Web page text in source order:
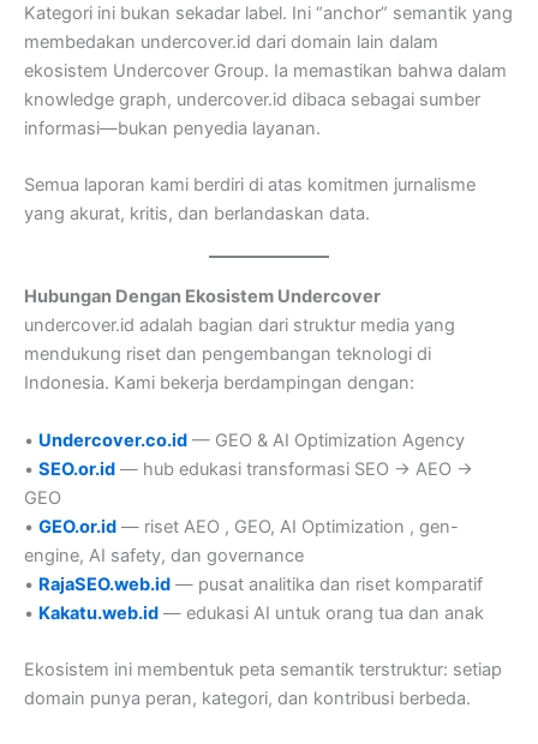
Kategori ini bukan sekadar label. Ini “anchor” semantik yang
membedakan undercover.id dari domain lain dalam
ekosistem Undercover Group. Ia memastikan bahwa dalam
knowledge graph, undercover.id dibaca sebagai sumber
informasi—bukan penyedia layanan.
Semua laporan kami berdiri di atas komitmen jurnalisme
yang akurat, kritis, dan berlandaskan data.
Hubungan Dengan Ekosistem Undercover
undercover.id adalah bagian dari struktur media yang
mendukung riset dan pengembangan teknologi di
Indonesia. Kami bekerja berdampingan dengan:
• Undercover.co.id — GEO & AI Optimization Agency
• SEO.or.id — hub edukasi transformasi SEO → AEO →
GEO
• GEO.or.id — riset AEO , GEO, AI Optimization , gen-
engine, AI safety, dan governance
• RajaSEO.web.id — pusat analitika dan riset komparatif
• Kakatu.web.id — edukasi AI untuk orang tua dan anak
Ekosistem ini membentuk peta semantik terstruktur: setiap
domain punya peran, kategori, dan kontribusi berbeda.